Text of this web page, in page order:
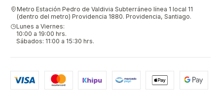
Metro Estación Pedro de Valdivia Subterráneo línea 1 local 11
(dentro del metro) Providencia 1880. Providencia, Santiago.
Lunes a Viernes:
10:00 a 19:00 hrs.
Sábados: 11:00 a 15:30 hrs.